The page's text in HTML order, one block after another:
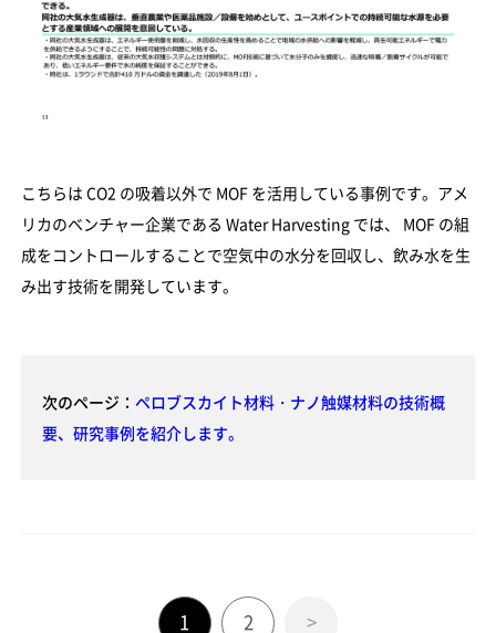
こちらは CO2 の吸着以外で MOF を活用している事例です。アメ
リカのベンチャー企業である Water Harvesting では、 MOF の組
成をコントロールすることで空気中の水分を回収し、飲み水を生
み出す技術を開発しています。
次のページ：ペロブスカイト材料・ナノ触媒材料の技術概
要、研究事例を紹介します。
1 2 >